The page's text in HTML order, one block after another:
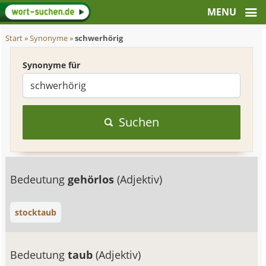
Start»Synonyme»schwerhörig
Synonyme für
Suchen
Bedeutunggehörlos(Adjektiv)
stocktaub
Bedeutungtaub(Adjektiv)